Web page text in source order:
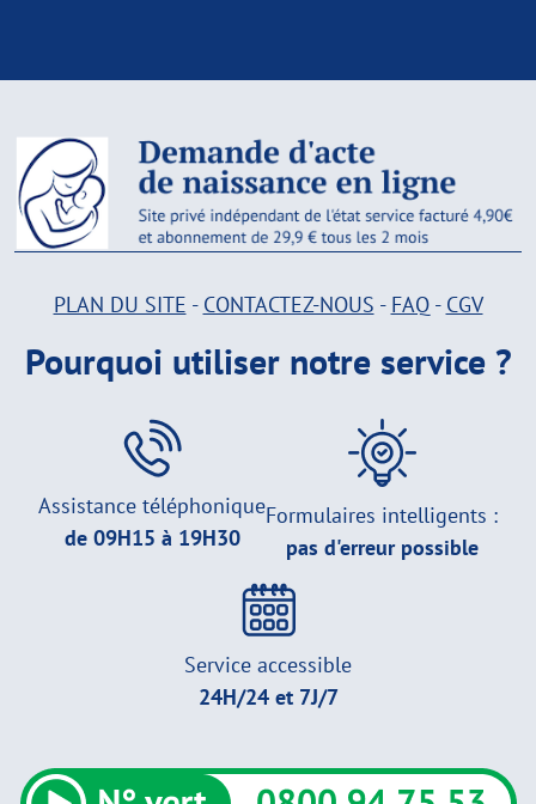
PLAN DU SITE - CONTACTEZ-NOUS - FAQ- CGV
Pourquoi utiliser notre service ?
Assistance téléphonique
de 09H15 à 19H30
Formulaires intelligents :
pas d'erreur possible
Service accessible
24H/24 et 7J/7